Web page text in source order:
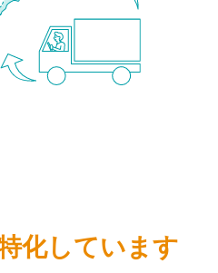
化しています